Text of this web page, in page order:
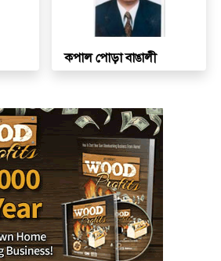
কপাল পোড়া বাঙালী